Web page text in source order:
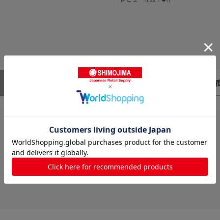
レビューはありません。